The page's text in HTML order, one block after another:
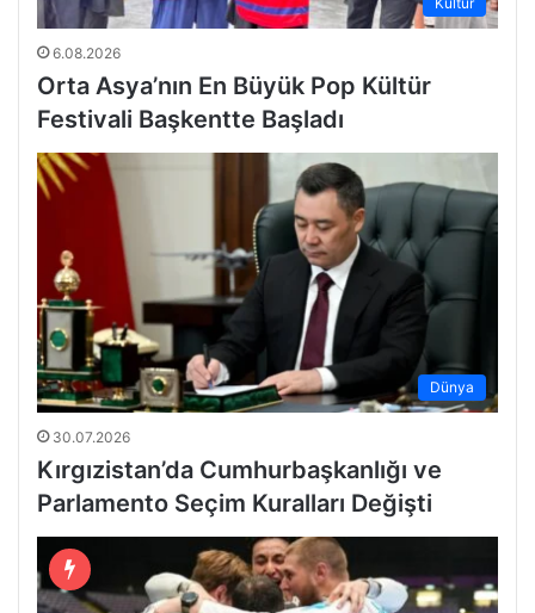
6.08.2026
Orta Asya’nın En Büyük Pop Kültür
Festivali Başkentte Başladı
Dünya
30.07.2026
Kırgızistan’da Cumhurbaşkanlığı ve
Parlamento Seçim Kuralları Değişti